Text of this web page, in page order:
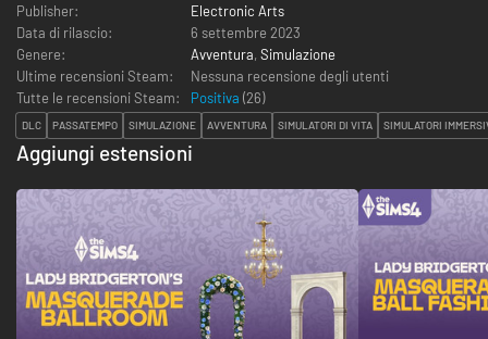
Publisher:
Electronic Arts
Data di rilascio:
6 settembre 2023
Genere:
Avventura, Simulazione
Ultime recensioni Steam:
Nessuna recensione degli utenti
Tutte le recensioni Steam:
Positiva (26)
DLC PASSATEMPO SIMULAZIONE AVVENTURA SIMULATORI DI VITA SIMULATORI
Aggiungi estensioni